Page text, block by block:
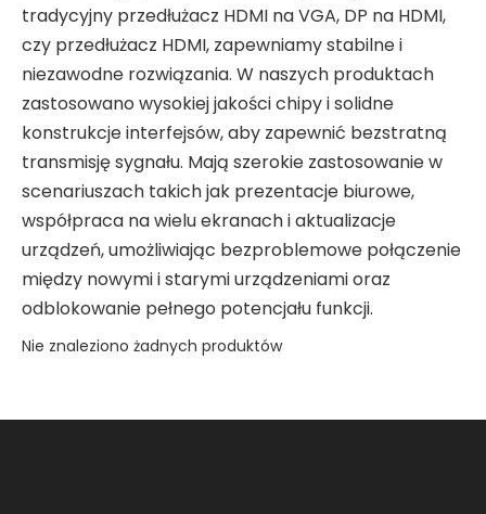
tradycyjny przedłużacz HDMI na VGA, DP na HDMI,
czy przedłużacz HDMI, zapewniamy stabilne i
niezawodne rozwiązania. W naszych produktach
zastosowano wysokiej jakości chipy i solidne
konstrukcje interfejsów, aby zapewnić bezstratną
transmisję sygnału. Mają szerokie zastosowanie w
scenariuszach takich jak prezentacje biurowe,
współpraca na wielu ekranach i aktualizacje
urządzeń, umożliwiając bezproblemowe połączenie
między nowymi i starymi urządzeniami oraz
odblokowanie pełnego potencjału funkcji.
Nie znaleziono żadnych produktów